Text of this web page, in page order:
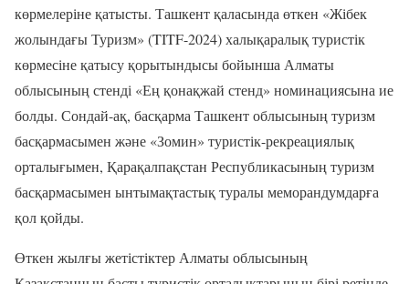
көрмелеріне қатысты. Ташкент қаласында өткен «Жібек
жолындағы Туризм» (TITF-2024) халықаралық туристік
көрмесіне қатысу қорытындысы бойынша Алматы
облысының стенді «Ең қонақжай стенд» номинациясына ие
болды. Сондай-ақ, басқарма Ташкент облысының туризм
басқармасымен және «Зомин» туристік-рекреациялық
орталығымен, Қарақалпақстан Республикасының туризм
басқармасымен ынтымақтастық туралы меморандумдарға
қол қойды.
Өткен жылғы жетістіктер Алматы облысының